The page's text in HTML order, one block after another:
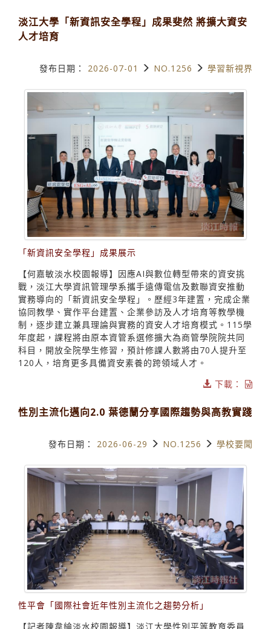
淡江大學「新資訊安全學程」成果斐然 將擴大資安
人才培育
發布日期： 2026-07-01 NO.1256 學習新視界
「新資訊安全學程」成果展示
【何嘉敏淡水校園報導】因應AI與數位轉型帶來的資安挑
戰，淡江大學資訊管理學系攜手遠傳電信及數聯資安推動
實務導向的「新資訊安全學程」。歷經3年建置，完成企業
協同教學、實作平台建置、企業參訪及人才培育等教學機
制，逐步建立兼具理論與實務的資安人才培育模式。115學
年度起，課程將由原本資管系選修擴大為商管學院院共同
科目，開放全院學生修習，預計修課人數將由70人提升至
120人，培育更多具備資安素養的跨領域人才。
下載：
性別主流化邁向2.0 葉德蘭分享國際趨勢與高教實踐
發布日期： 2026-06-29 NO.1256 學校要聞
性平會「國際社會近年性別主流化之趨勢分析」
【記者陳韋綸淡水校園報導】淡江大學性別平等教育委員